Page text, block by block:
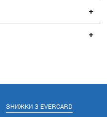
ЗНИЖКИ З EVERCARD